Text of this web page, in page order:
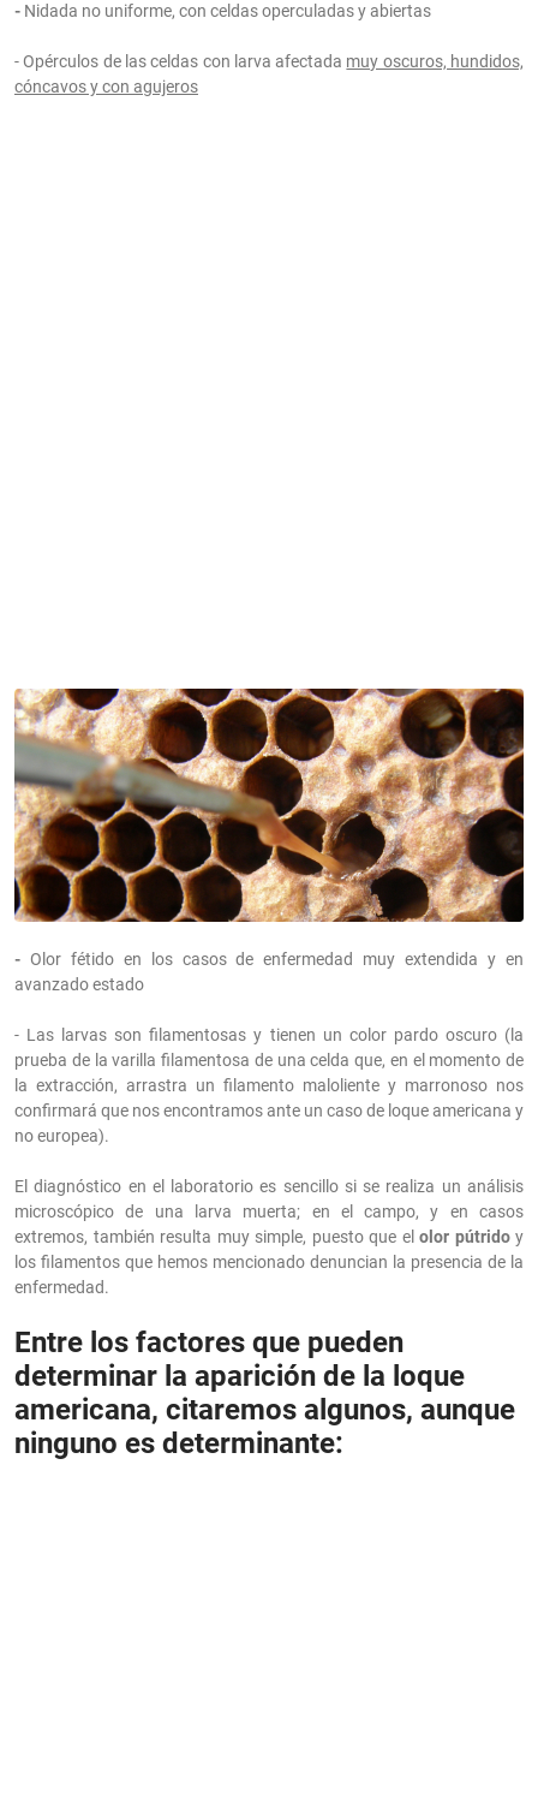
- Nidada no uniforme, con celdas operculadas y abiertas
- Opérculos de las celdas con larva afectada muy oscuros, hundidos,
cóncavos y con agujeros
- Olor fétido en los casos de enfermedad muy extendida y en
avanzado estado
- Las larvas son filamentosas y tienen un color pardo oscuro (la
prueba de la varilla filamentosa de una celda que, en el momento de
la extracción, arrastra un filamento maloliente y marronoso nos
confirmará que nos encontramos ante un caso de loque americana y
no europea).
El diagnóstico en el laboratorio es sencillo si se realiza un análisis
microscópico de una larva muerta; en el campo, y en casos
extremos, también resulta muy simple, puesto que el olor pútridoy
los filamentos que hemos mencionado denuncian la presencia de la
enfermedad.
Entre los factores que pueden
determinar la aparición de la loque
americana, citaremos algunos, aunque
ninguno es determinante: